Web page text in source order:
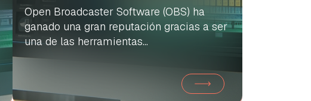
Open Broadcaster Software (OBS) ha
ganado una gran reputación gracias a ser
una de las herramientas...